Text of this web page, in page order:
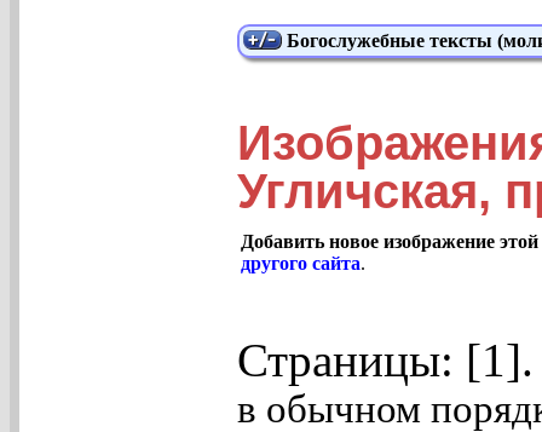
Богослужебные тексты
Угличская,
Добавить новое изображение
другого сайта.
Страницы:
в обычном